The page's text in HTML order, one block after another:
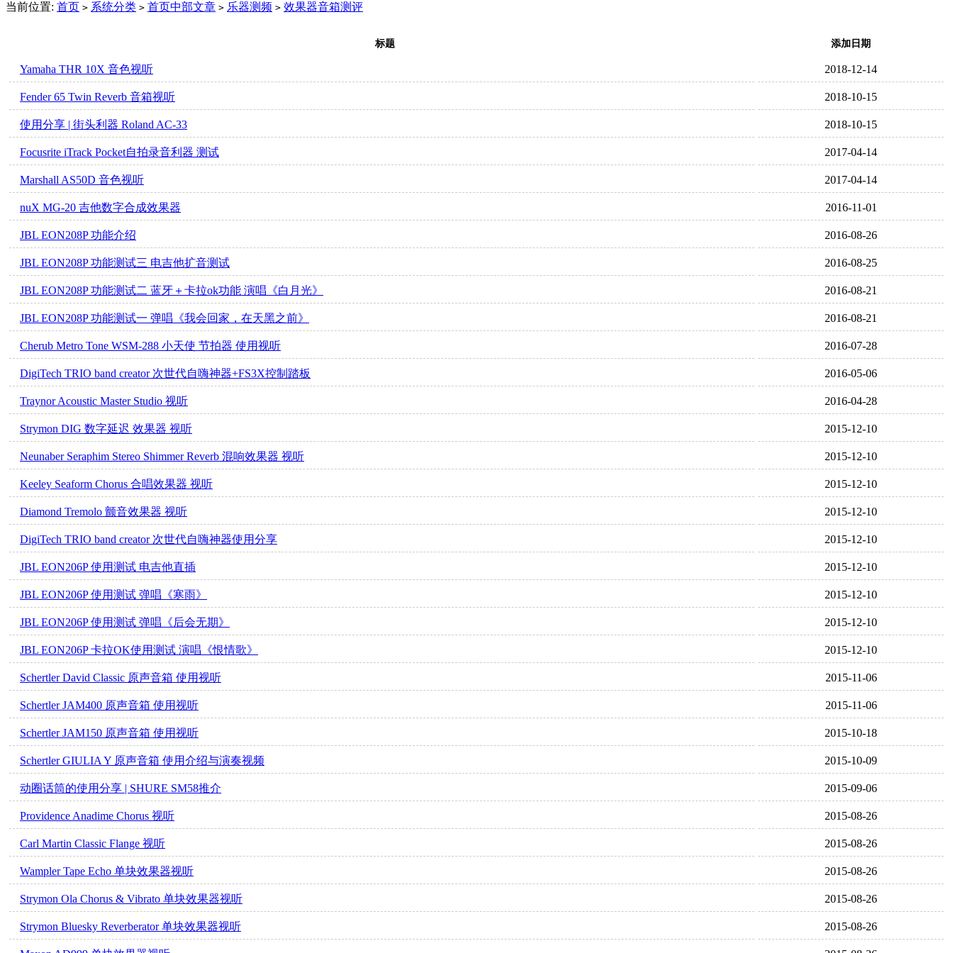
当前位置: 首页 > 系统分类 > 首页中部文章 > 乐器测频 > 效果器音箱测评
标题 添加日期
Yamaha THR 10X 音色视听 2018-12-14
Fender 65 Twin Reverb 音箱视听 2018-10-15
使用分享 | 街头利器 Roland AC-33 2018-10-15
Focusrite iTrack Pocket自拍录音利器 测试 2017-04-14
Marshall AS50D 音色视听 2017-04-14
nuX MG-20 吉他数字合成效果器 2016-11-01
JBL EON208P 功能介绍 2016-08-26
JBL EON208P 功能测试三 电吉他扩音测试 2016-08-25
JBL EON208P 功能测试二 蓝牙＋卡拉ok功能 演唱《白月光》 2016-08-21
JBL EON208P 功能测试一 弹唱《我会回家，在天黑之前》 2016-08-21
Cherub Metro Tone WSM-288 小天使 节拍器 使用视听 2016-07-28
DigiTech TRIO band creator 次世代自嗨神器+FS3X控制踏板 2016-05-06
Traynor Acoustic Master Studio 视听 2016-04-28
Strymon DIG 数字延迟 效果器 视听 2015-12-10
Neunaber Seraphim Stereo Shimmer Reverb 混响效果器 视听 2015-12-10
Keeley Seaform Chorus 合唱效果器 视听 2015-12-10
Diamond Tremolo 颤音效果器 视听 2015-12-10
DigiTech TRIO band creator 次世代自嗨神器使用分享 2015-12-10
JBL EON206P 使用测试 电吉他直插 2015-12-10
JBL EON206P 使用测试 弹唱《寒雨》 2015-12-10
JBL EON206P 使用测试 弹唱《后会无期》 2015-12-10
JBL EON206P 卡拉OK使用测试 演唱《恨情歌》 2015-12-10
Schertler David Classic 原声音箱 使用视听 2015-11-06
Schertler JAM400 原声音箱 使用视听 2015-11-06
Schertler JAM150 原声音箱 使用视听 2015-10-18
Schertler GIULIA Y 原声音箱 使用介绍与演奏视频 2015-10-09
动圈话筒的使用分享 | SHURE SM58推介 2015-09-06
Providence Anadime Chorus 视听 2015-08-26
Carl Martin Classic Flange 视听 2015-08-26
Wampler Tape Echo 单块效果器视听 2015-08-26
Strymon Ola Chorus & Vibrato 单块效果器视听 2015-08-26
Strymon Bluesky Reverberator 单块效果器视听 2015-08-26